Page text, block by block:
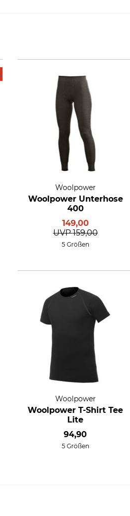
Woolpower
Woolpower Unterhose
400
149,00
UVP 159,00
5 Größen
Woolpower
Woolpower T-Shirt Tee
Lite
94,90
5 Größen